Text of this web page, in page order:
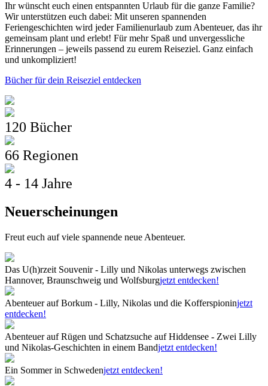
Ihr wünscht euch einen entspannten Urlaub für die ganze Familie?
Wir unterstützen euch dabei: Mit unseren spannenden
Feriengeschichten wird jeder Familienurlaub zum Abenteuer, das ihr
gemeinsam plant und erlebt! Für mehr Spaß und unvergessliche
Erinnerungen – jeweils passend zu eurem Reiseziel. Ganz einfach
und unkompliziert!
Bücher für dein Reiseziel entdecken
120 Bücher
66 Regionen
4 - 14 Jahre
Neuerscheinungen
Freut euch auf viele spannende neue Abenteuer.
Das U(h)rzeit Souvenir - Lilly und Nikolas unterwegs zwischen
Hannover, Braunschweig und Wolfsburgjetzt entdecken!
Abenteuer auf Borkum - Lilly, Nikolas und die Kofferspioninjetzt
entdecken!
Abenteuer auf Rügen und Schatzsuche auf Hiddensee - Zwei Lilly
und Nikolas-Geschichten in einem Bandjetzt entdecken!
Ein Sommer in Schwedenjetzt entdecken!